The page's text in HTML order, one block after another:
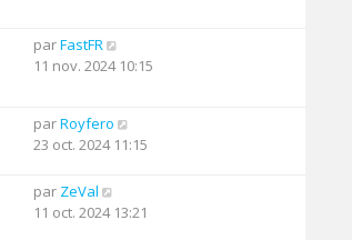
parFastFR
11 nov. 2024 10:15
parRoyfero
23 oct. 2024 11:15
par ZeVal
11 oct. 2024 13:21